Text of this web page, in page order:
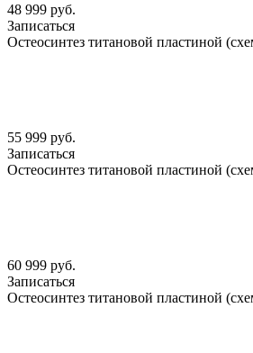
48 999 руб.
Записаться
Остеосинтез титановой пластиной
55 999 руб.
Записаться
Остеосинтез титановой пластиной
60 999 руб.
Записаться
Остеосинтез титановой пластиной